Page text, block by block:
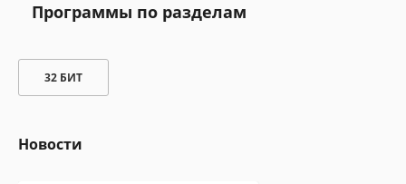
Программы по разделам
32 БИТ
Новости